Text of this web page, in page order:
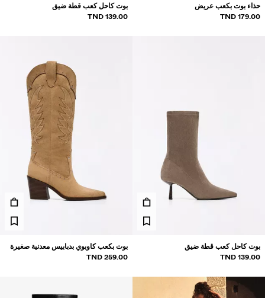
حذاء بوت بكعب عريض
179.00 TND
بوت كاحل كعب قطة ضيق
139.00 TND
بوت كاحل كعب قطة ضيق
139.00 TND
بوت بكعب كاوبوي بدبابيس معدنية صغيرة
259.00 TND
من نوعها